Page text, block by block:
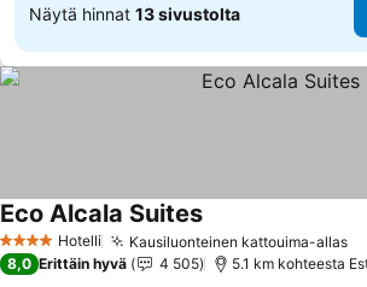
Näytä hinnat 13 sivustolta
4 Tähtiluokitus
Hotelli Kausiluonteinen kattouima-allas
Eco Alcala Suites
8,0 Erittäin hyvä 4 505 5.1 km kohteesta